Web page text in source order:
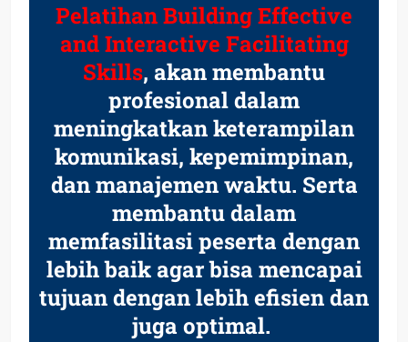
Pelatihan Building Effective
and Interactive Facilitating
Skills, akan membantu
profesional dalam
meningkatkan keterampilan
komunikasi, kepemimpinan,
dan manajemen waktu. Serta
membantu dalam
memfasilitasi peserta dengan
lebih baik agar bisa mencapai
tujuan dengan lebih efisien dan
juga optimal.